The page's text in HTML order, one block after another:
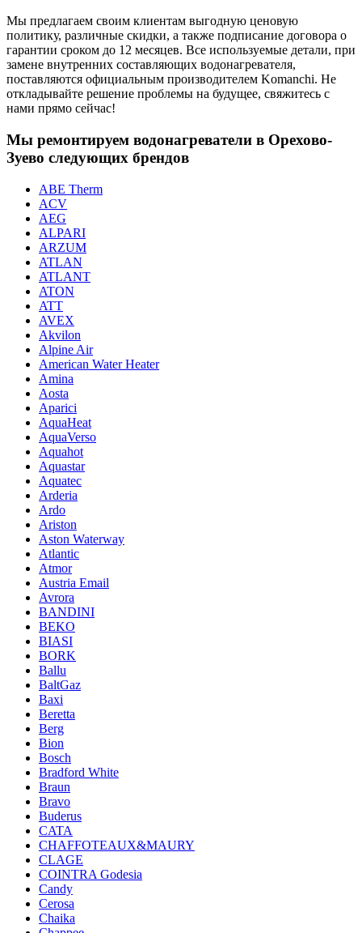
Мы предлагаем своим клиентам выгодную ценовую
политику, различные скидки, а также подписание договора о
гарантии сроком до 12 месяцев. Все используемые детали, при
замене внутренних составляющих водонагревателя,
поставляются официальным производителем Komanchi. Не
откладывайте решение проблемы на будущее, свяжитесь с
нами прямо сейчас!
Мы ремонтируем водонагреватели в Орехово-
Зуево следующих брендов
ABE Therm
ACV
AEG
ALPARI
ARZUM
ATLAN
ATLANT
ATON
ATT
AVEX
Akvilon
Alpine Air
American Water Heater
Amina
Aosta
Aparici
AquaHeat
AquaVerso
Aquahot
Aquastar
Aquatec
Arderia
Ardo
Ariston
Aston Waterway
Atlantic
Atmor
Austria Email
Avrora
BANDINI
BEKO
BIASI
BORK
Ballu
BaltGaz
Baxi
Beretta
Berg
Bion
Bosch
Bradford White
Braun
Bravo
Buderus
CATA
CHAFFOTEAUX&MAURY
CLAGE
COINTRA Godesia
Candy
Cerosa
Chaika